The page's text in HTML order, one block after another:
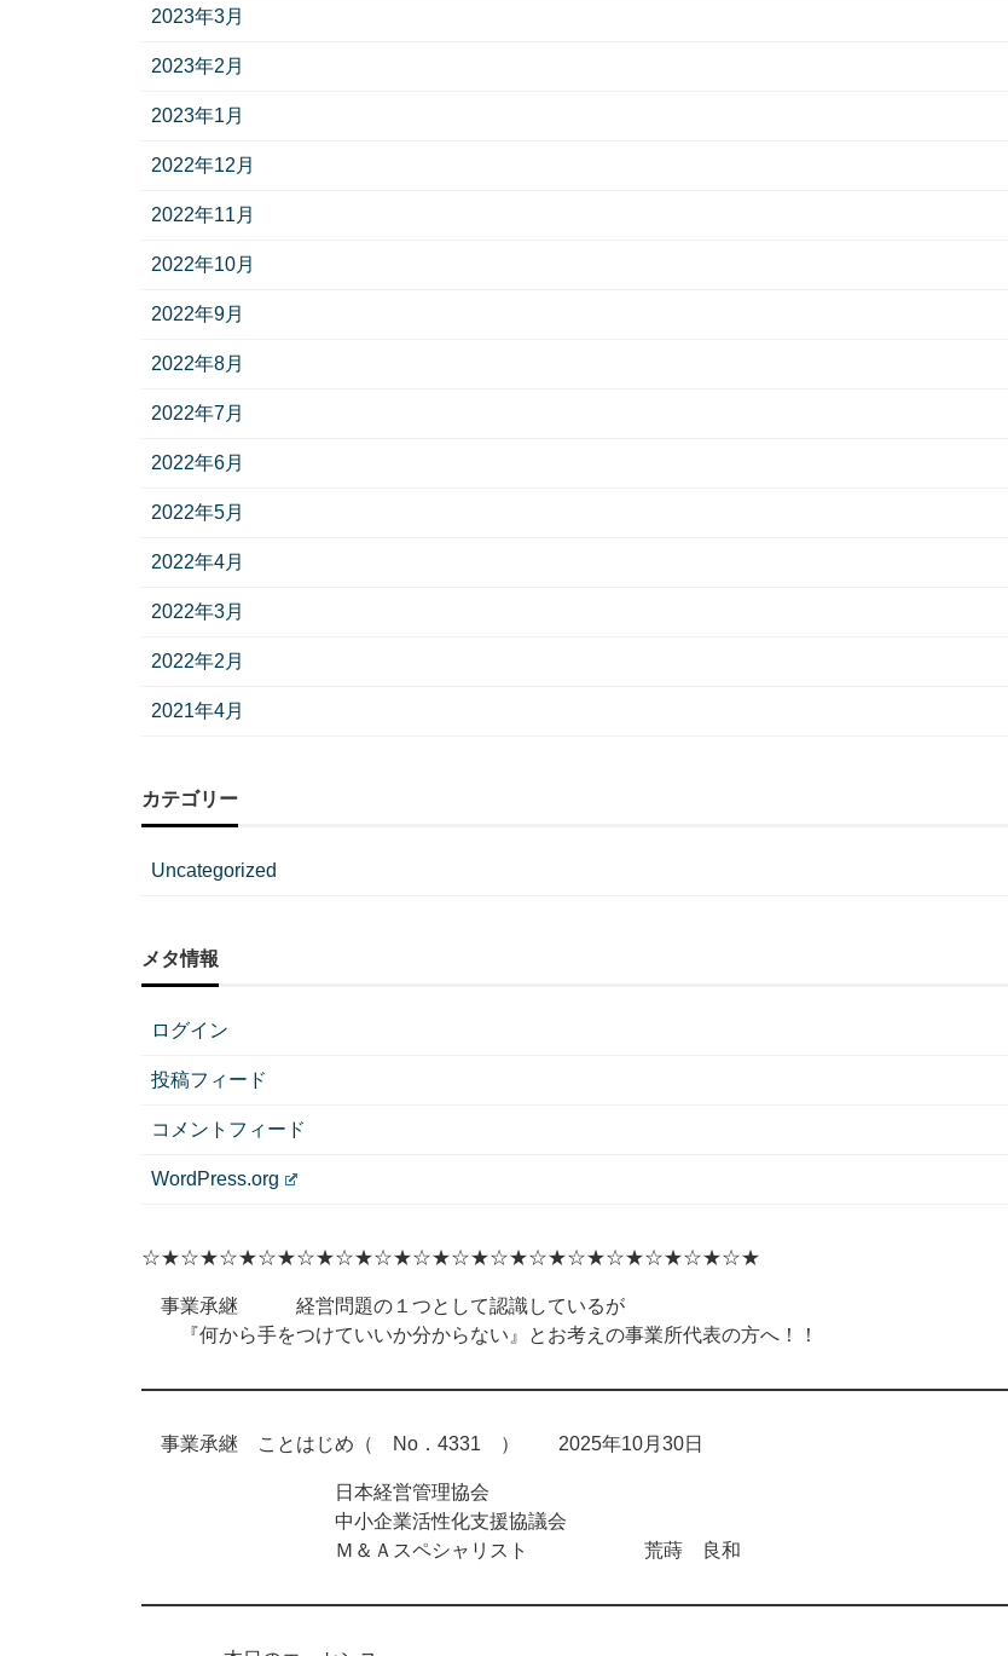
2023年3月
2023年2月
2023年1月
2022年12月
2022年11月
2022年10月
2022年9月
2022年8月
2022年7月
2022年6月
2022年5月
2022年4月
2022年3月
2022年2月
2021年4月
カテゴリー
Uncategorized
メタ情報
ログイン
投稿フィード
コメントフィード
WordPress.org
☆★☆★☆★☆★☆★☆★☆★☆★☆★☆★☆★☆★☆★☆★☆★☆★
事業承継 経営問題の１つとして認識しているが
『何から手をつけていいか分からない』とお考えの事業所代表の方へ！！
事業承継 ことはじめ（ No．4331 ） 2025年10月30日
日本経営管理協会
中小企業活性化支援協議会
Ｍ＆Ａスペシャリスト 荒蒔 良和